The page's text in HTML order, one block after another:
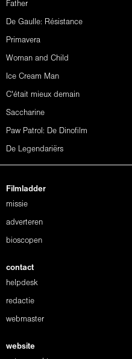
Father
De Gaulle: Résistance
Primavera
Woman and Child
Ice Cream Man
C'était mieux demain
Saccharine
Paw Patrol: De Dinofilm
De Legendariërs
Filmladder
missie
adverteren
bioscopen
contact
helpdesk
redactie
webmaster
website